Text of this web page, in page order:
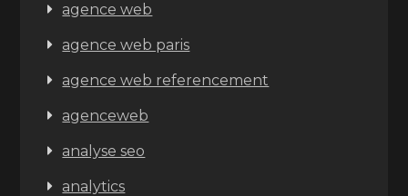
agence web
agence web paris
agence web referencement
agenceweb
analyse seo
analytics